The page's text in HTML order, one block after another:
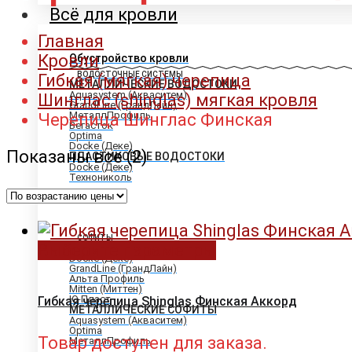
Всё для кровли
Обустройство кровли
ВОДОСТОЧНЫЕ СИСТЕМЫ
МЕТАЛЛИЧЕСКИЕ ВОДОСТОКИ
Aquasystem (Акваситем)
GrandLine (ГрандЛайн)
МеталлПрофиль
Вегасток
Optima
Docke (Деке)
ПЛАСТИКОВЫЕ ВОДОСТОКИ
Docke (Деке)
Технониколь
СОФИТЫ
Docke (Деке)
GrandLine (ГрандЛайн)
Альта Профиль
Mitten (Миттен)
Ю-Пласт
МЕТАЛЛИЧЕСКИЕ СОФИТЫ
Aquasystem (Акваситем)
Optima
МеталлПрофиль
Главная
Кровли
Гибкая (мягкая) черепица
Шинглас (shinglas) мягкая кровля
Черепица Шинглас Финская
Показаны все (2)Цены:
Гибкая черепица Shinglas Финская Аккорд
Товар доступен для заказа.